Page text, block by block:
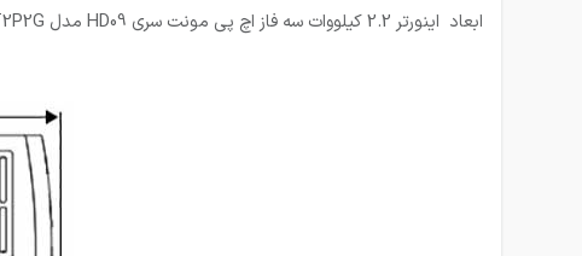
ابعاد اینورتر 2.2 کیلووات سه فاز اچ پی مونت سری HD09 مدل HD09-4T2P2G را در تصویر زیر می‌توانید مشاهده کنید: